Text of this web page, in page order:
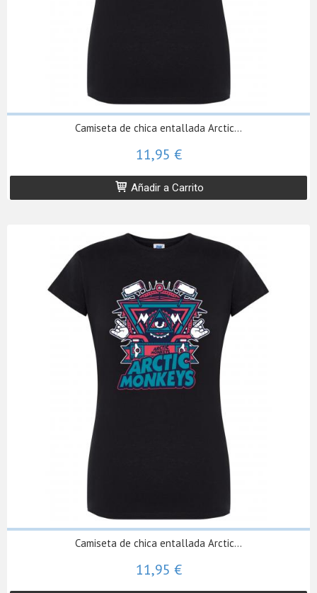
Camiseta de chica entallada Arctic...
11,95 €
Añadir a Carrito
Camiseta de chica entallada Arctic...
11,95 €